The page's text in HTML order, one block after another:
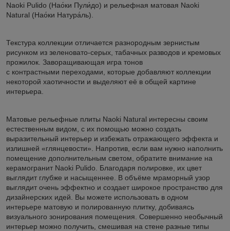
Naoki Pulido (Нао́ки Пули́до) и рельефная матовая Naoki
Natural (Нао́ки Натура́ль).
Текстура коллекции отличается разнородным зернистым
рисунком из зеленовато-серых, табачных разводов и кремовых
прожилок. Заворащивающая игра тонов
с контрастными переходами, которые добавляют коллекции
некоторой хаотичности и выделяют её в общей картине
интерьера.
Матовые рельефные плиты Naoki Natural интересны своим
естественным видом, с их помощью можно создать
выразительный интерьер и избежать отражающего эффекта и
излишней «глянцевости». Напротив, если вам нужно наполнить
помещение дополнительным светом, обратите внимание на
керамогранит Naoki Pulido. Благодаря полировке, их цвет
выглядит глубже и насыщеннее. В объёме мраморный узор
выглядит очень эффектно и создает широкое пространство для
дизайнерских идей. Вы можете использовать в одном
интерьере матовую и полированную плитку, добиваясь
визуального зонирования помещения. Совершенно необычный
интерьер можно получить, смешивая на стене разные типы